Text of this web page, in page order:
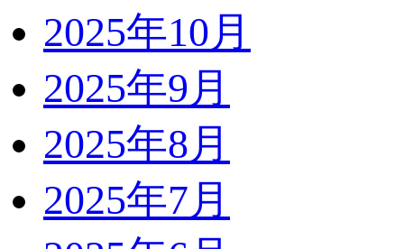
2025年10月
2025年9月
2025年8月
2025年7月